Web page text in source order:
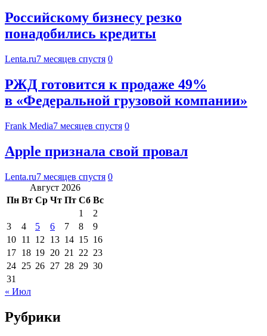
Российскому бизнесу резко
понадобились кредиты
Lenta.ru7 месяцев спустя 0
РЖД готовится к продаже 49%
в «Федеральной грузовой компании»
Frank Media7 месяцев спустя 0
Apple признала свой провал
Lenta.ru7 месяцев спустя 0
Август 2026
Пн Вт Ср Чт Пт Сб Вс
1
2
3
4 5 6 7 8
9
10 11 12 13 14 15 16
17 18 19 20 21 22 23
24 25 26 27 28 29 30
31
« Июл
Рубрики